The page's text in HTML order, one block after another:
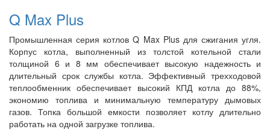
Q Max Plus
Промышленная серия котлов Q Max Plus для сжигания угля.
Корпус котла, выполненный из толстой котельной стали
толщиной 6 и 8 мм обеспечивает высокую надежность и
длительный срок службы котла. Эффективный трехходовой
теплообменник обеспечивает высокий КПД котла до 88%,
экономию топлива и минимальную температуру дымовых
газов. Топка большой емкости позволяет котлу длительно
работать на одной загрузке топлива.